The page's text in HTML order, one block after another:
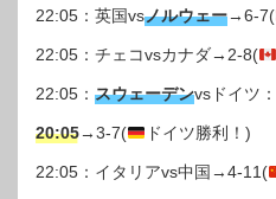
22:05：英国vsノルウェー→6-7(
22:05：チェコvsカナダ→2-8(
22:05： スウェーデンvsドイツ：
20:05→3-7( ドイツ勝利！)
22:05：イタリアvs中国→4-11(